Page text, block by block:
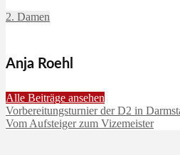
2. Damen
Anja Roehl
Alle Beiträge ansehen
Vorbereitungsturnier der D2 in
Vom Aufsteiger zum Vizemeister